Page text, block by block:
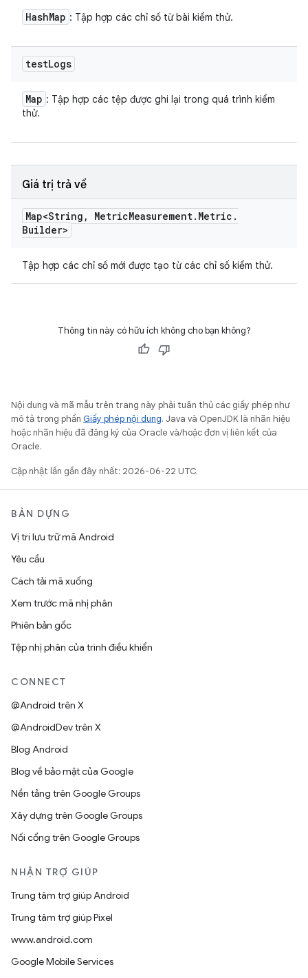
HashMap : Tập hợp các chỉ số từ bài kiểm thử.
testLogs
Map : Tập hợp các tệp được ghi lại trong quá trình kiểm
thử.
Giá trị trả về
Map<String , MetricMeasurement. Metric .
Builder>
Tập hợp các chỉ số mới được tạo từ các chỉ số kiểm thử.
Thông tin này có hữu ích không cho bạn không?
Nội dung và mã mẫu trên trang này phải tuân thủ các giấy phép như
mô tả trong phần Giấy phép nội dung. Java và OpenJDK là nhãn hiệu
hoặc nhãn hiệu đã đăng ký của Oracle và/hoặc đơn vị liên kết của
Oracle.
Cập nhật lần gần đây nhất: 2026-06-22 UTC.
BẢN DỰNG
Vị trí lưu trữ mã Android
Yêu cầu
Cách tải mã xuống
Xem trước mã nhị phân
Phiên bản gốc
Tệp nhị phân của trình điều khiển
CONNECT
@Android trên X
@AndroidDev trên X
Blog Android
Blog về bảo mật của Google
Nền tảng trên Google Groups
Xây dựng trên Google Groups
Nối cổng trên Google Groups
NHẬN TRỢ GIÚP
Trung tâm trợ giúp Android
Trung tâm trợ giúp Pixel
www.android.com
Google Mobile Services